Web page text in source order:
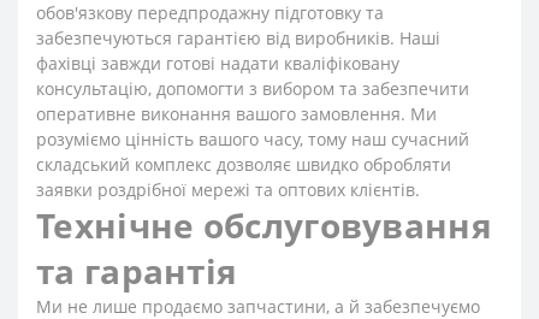
обов'язкову передпродажну підготовку та
забезпечуються гарантією від виробників. Наші
фахівці завжди готові надати кваліфіковану
консультацію, допомогти з вибором та забезпечити
оперативне виконання вашого замовлення. Ми
розуміємо цінність вашого часу, тому наш сучасний
складський комплекс дозволяє швидко обробляти
заявки роздрібної мережі та оптових клієнтів.
Технічне обслуговування
та гарантія
Ми не лише продаємо запчастини, а й забезпечуємо